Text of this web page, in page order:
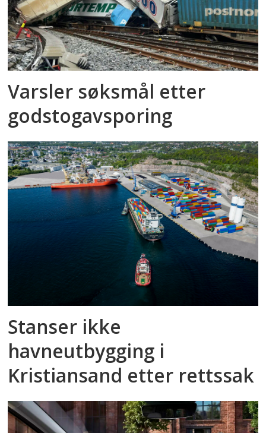
Varsler søksmål etter
godstog­avsporing
Stanser ikke
havneutbygging i
Kristiansand etter rettssak